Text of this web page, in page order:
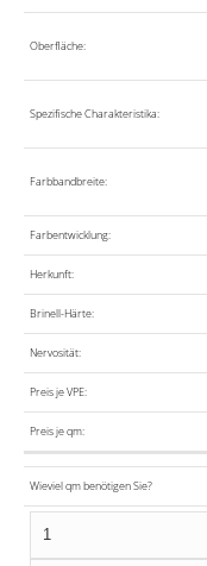
Oberfläche:
Spezifische Charakteristika:
Farbbandbreite:
Farbentwicklung:
Herkunft:
Brinell-Härte:
Nervosität:
Preis je VPE:
Preis je qm:
Wieviel qm benötigen Sie?